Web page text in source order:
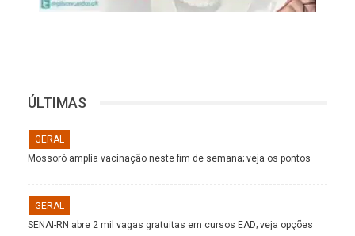
ÚLTIMAS
GERAL
Mossoró amplia vacinação neste fim de semana; veja os pontos
GERAL
SENAI-RN abre 2 mil vagas gratuitas em cursos EAD; veja opções